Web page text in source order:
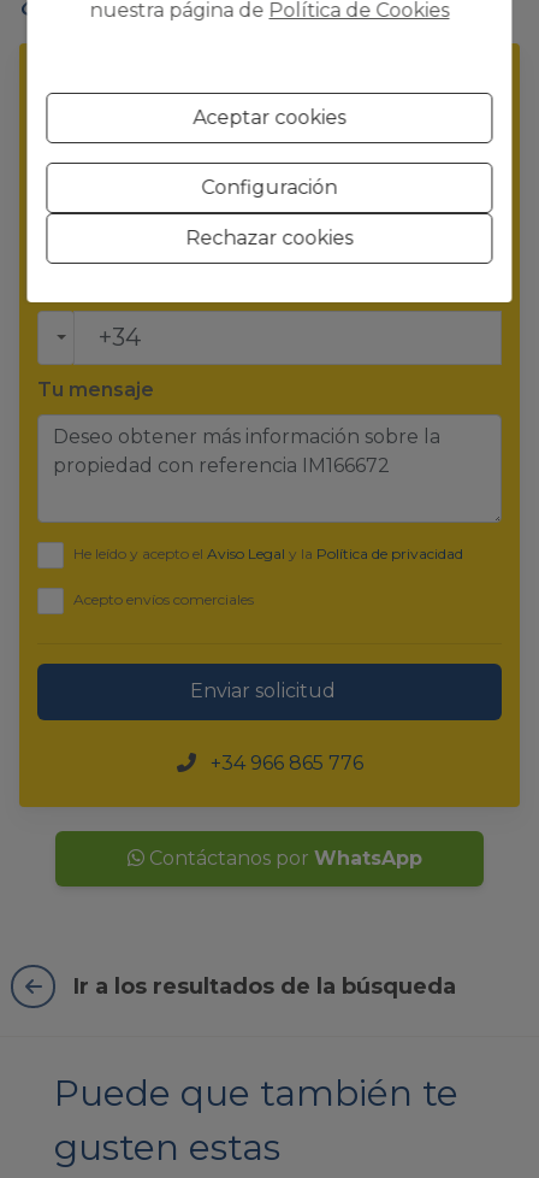
Tu mensaje
He leído y acepto el Aviso Legal y la Política de privacidad
Acepto envíos comerciales
Enviar solicitud
+34 966 865 776
Contáctanos por WhatsApp
Ir a los resultados de la búsqueda
Puede que también te
gusten estas
nuestra página de Política de Cookies
Aceptar cookies
Configuración
Rechazar cookies